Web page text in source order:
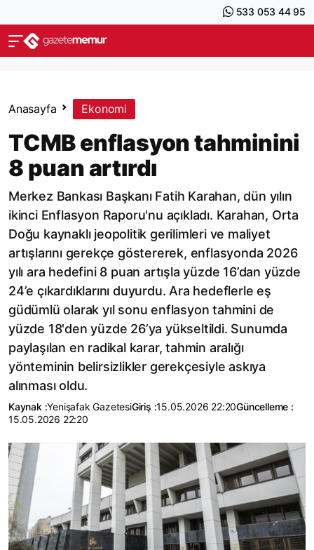
533 053 44 95
Anasayfa Ekonomi
TCMB enflasyon tahminini
8 puan artırdı
Merkez Bankası Başkanı Fatih Karahan, dün yılın
ikinci Enflasyon Raporu'nu açıkladı. Karahan, Orta
Doğu kaynaklı jeopolitik gerilimleri ve maliyet
artışlarını gerekçe göstererek, enflasyonda 2026
yılı ara hedefini 8 puan artışla yüzde 16’dan yüzde
24’e çıkardıklarını duyurdu. Ara hedeflerle eş
güdümlü olarak yıl sonu enflasyon tahmini de
yüzde 18'den yüzde 26’ya yükseltildi. Sunumda
paylaşılan en radikal karar, tahmin aralığı
yönteminin belirsizlikler gerekçesiyle askıya
alınması oldu.
Kaynak :Yenişafak GazetesiGiriş :15.05.2026 22:20Güncelleme :
15.05.2026 22:20